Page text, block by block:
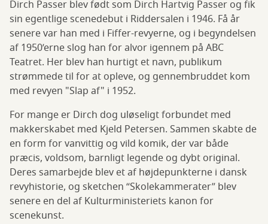
Dirch Passer blev født som Dirch Hartvig Passer og fik
sin egentlige scenedebut i Riddersalen i 1946. Få år
senere var han med i Fiffer-revyerne, og i begyndelsen
af 1950’erne slog han for alvor igennem på ABC
Teatret. Her blev han hurtigt et navn, publikum
strømmede til for at opleve, og gennembruddet kom
med revyen "Slap af" i 1952.
For mange er Dirch dog uløseligt forbundet med
makkerskabet med Kjeld Petersen. Sammen skabte de
en form for vanvittig og vild komik, der var både
præcis, voldsom, barnligt legende og dybt original.
Deres samarbejde blev et af højdepunkterne i dansk
revyhistorie, og sketchen “Skolekammerater” blev
senere en del af Kulturministeriets kanon for
scenekunst.